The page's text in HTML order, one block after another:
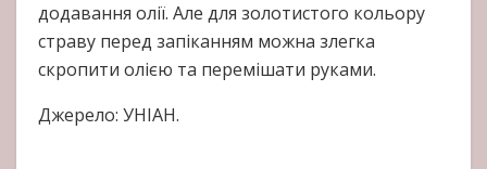
додавання олії. Але для золотистого кольору
страву перед запіканням можна злегка
скропити олією та перемішати руками.
Джерело: УНІАН.